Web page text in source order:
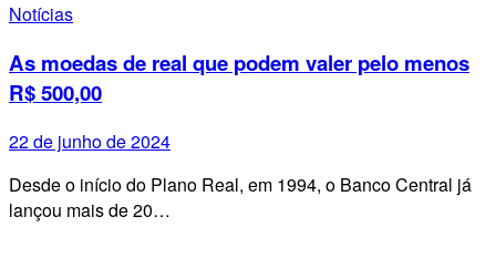
Notícias
As moedas de real que podem valer pelo menos
R$ 500,00
22 de junho de 2024
Desde o início do Plano Real, em 1994, o Banco Central já
lançou mais de 20…